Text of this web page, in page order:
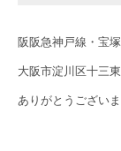
阪阪急神戸線・宝
大阪市淀川区十三
ありがとうございま